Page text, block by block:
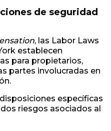
de seguridad
, las Labor Laws
establecen
para propietarios,
partes involucradas en
específicas
riesgos asociados al